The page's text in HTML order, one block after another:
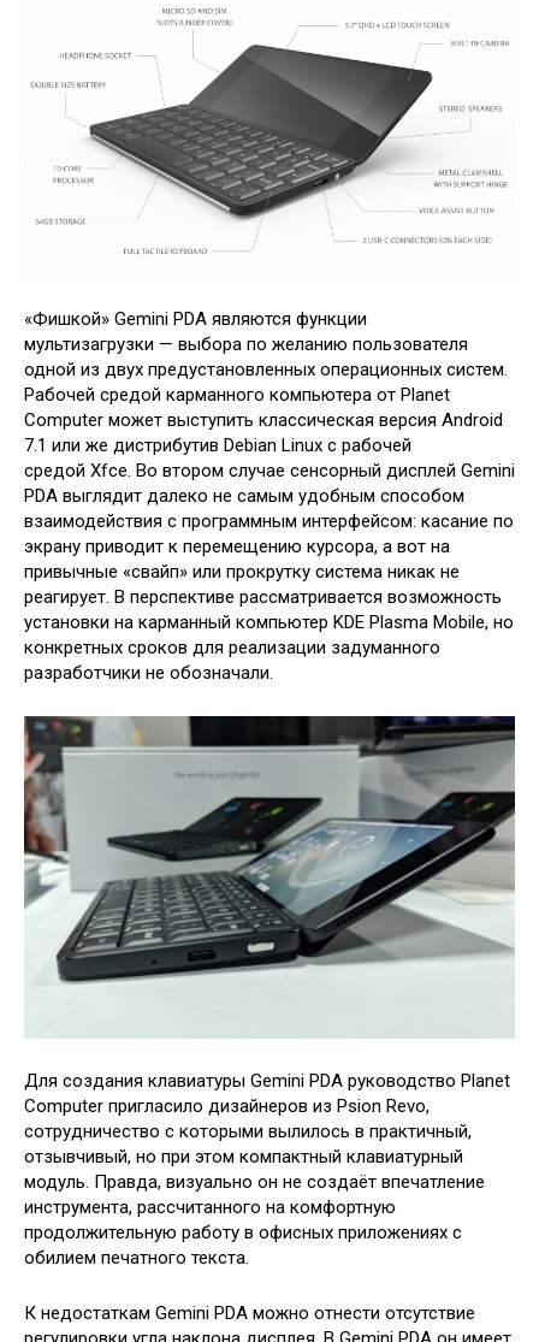
«Фишкой» Gemini PDA являются функции
мультизагрузки — выбора по желанию пользователя
одной из двух предустановленных операционных систем.
Рабочей средой карманного компьютера от Planet
Computer может выступить классическая версия Android
7.1 или же дистрибутив Debian Linux с рабочей
средой Xfce. Во втором случае сенсорный дисплей Gemini
PDA выглядит далеко не самым удобным способом
взаимодействия с программным интерфейсом: касание по
экрану приводит к перемещению курсора, а вот на
привычные «свайп» или прокрутку система никак не
реагирует. В перспективе рассматривается возможность
установки на карманный компьютер KDE Plasma Mobile, но
конкретных сроков для реализации задуманного
разработчики не обозначали.
Для создания клавиатуры Gemini PDA руководство Planet
Computer пригласило дизайнеров из Psion Revo,
сотрудничество с которыми вылилось в практичный,
отзывчивый, но при этом компактный клавиатурный
модуль. Правда, визуально он не создаёт впечатление
инструмента, рассчитанного на комфортную
продолжительную работу в офисных приложениях с
обилием печатного текста.
К недостаткам Gemini PDA можно отнести отсутствие